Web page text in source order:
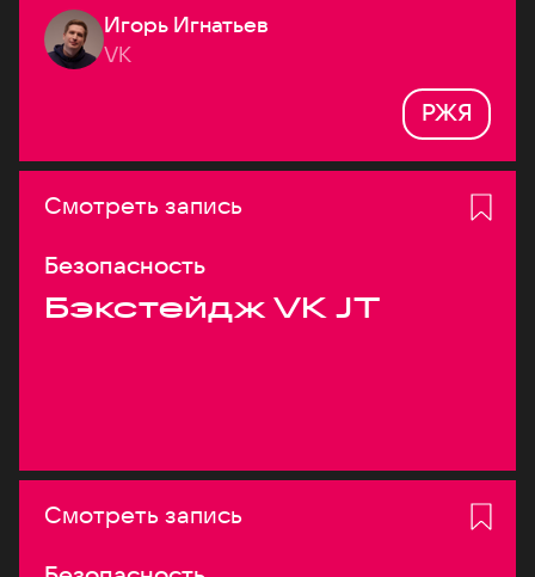
Игорь Игнатьев
VK
РЖЯ
Смотреть запись
Безопасность
Бэкстейдж VK JT
Смотреть запись